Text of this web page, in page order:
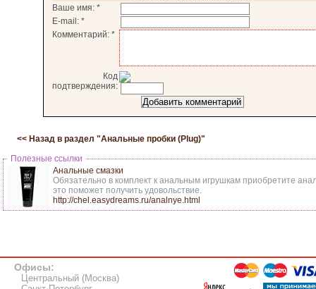
Ваше имя: *
E-mail: *
Комментарий: *
Код
подтверждения:
<< Назад в раздел "Анальные пробки (Plug)"
Полезные ссылки
Анальные смазки
Обязательно в комплект к анальным игрушкам приобретите
это поможет получить удовольствие.
http://chel.easydreams.ru/analnye.html
Офисы:
Центральный (Москва)